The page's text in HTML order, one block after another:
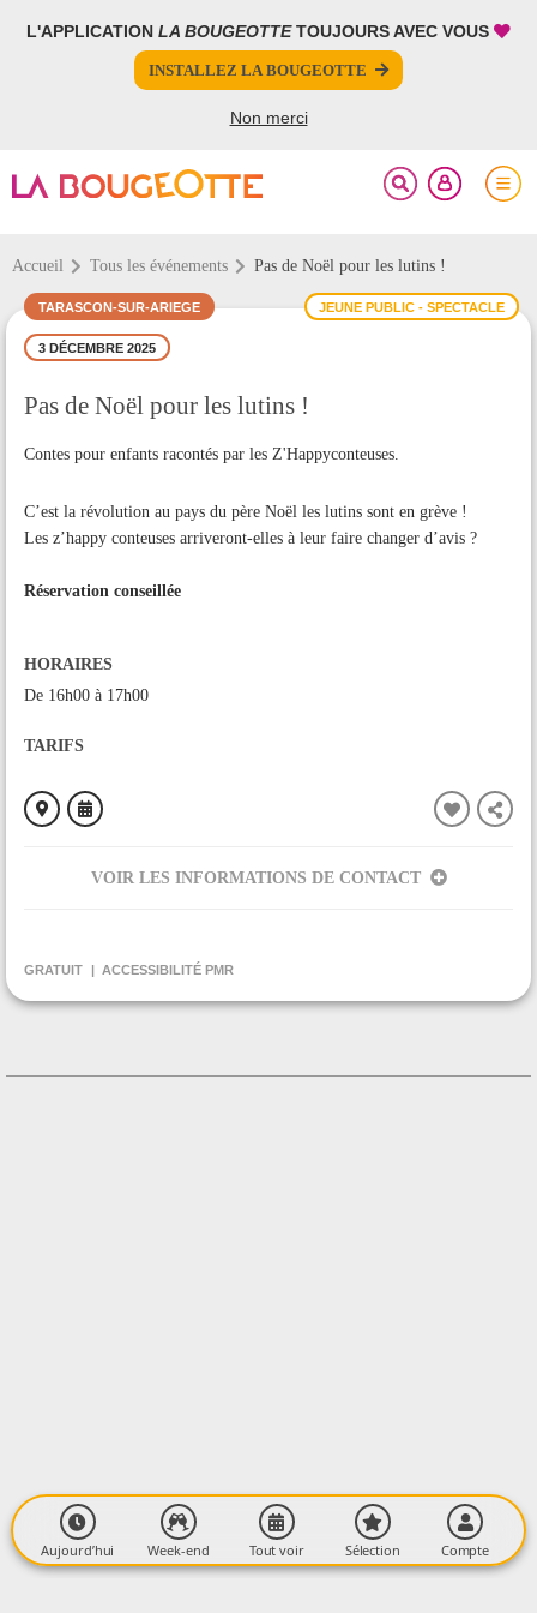
L'APPLICATION LA BOUGEOTTETOUJOURS AVEC VOUS
INSTALLEZ LA BOUGEOTTE
Non merci
Accueil Tous les événements Pas de Noël pour les lutins !
JEUNE PUBLIC - SPECTACLE
TARASCON-SUR-ARIEGE
3 DÉCEMBRE 2025
Pas de Noël pour les lutins !
Contes pour enfants racontés par les Z'Happyconteuses.
C’est la révolution au pays du père Noël les lutins sont en grève !
Les z’happy conteuses arriveront-elles à leur faire changer d’avis ?
Réservation conseillée
HORAIRES
De 16h00 à 17h00
TARIFS
VOIR LES INFORMATIONS DE CONTACT
GRATUIT ACCESSIBILITÉ PMR
FERMER
PARTAGER
Aujourd’hui Week-end Tout voir Sélection Compte
FERMER
Votre inscription à la newsletter a été effectuée.